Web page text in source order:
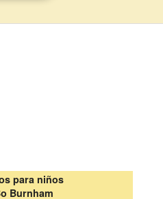
para niños
Burnham